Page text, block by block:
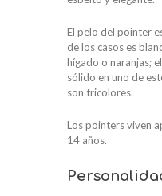
El pelo del pointer
de los casos es
hígado o naranjas;
sólido en uno de
son tricolores.
Los pointers viven
14 años.